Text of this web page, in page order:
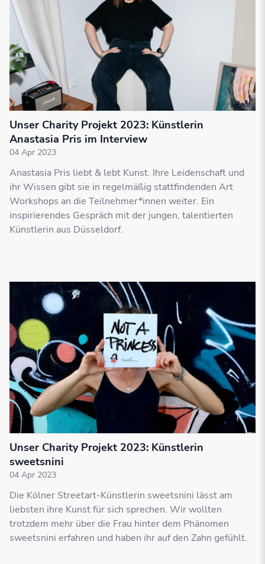
Unser Charity Projekt 2023: Künstlerin
Anastasia Pris im Interview
04 Apr 2023
Anastasia Pris liebt & lebt Kunst. Ihre Leidenschaft und
ihr Wissen gibt sie in regelmäßig stattfindenden Art
Workshops an die Teilnehmer*innen weiter. Ein
inspirierendes Gespräch mit der jungen, talentierten
Künstlerin aus Düsseldorf.
Unser Charity Projekt 2023: Künstlerin
sweetsnini
04 Apr 2023
Die Kölner Streetart-Künstlerin sweetsnini lässt am
liebsten ihre Kunst für sich sprechen. Wir wollten
trotzdem mehr über die Frau hinter dem Phänomen
sweetsnini erfahren und haben ihr auf den Zahn gefühlt.